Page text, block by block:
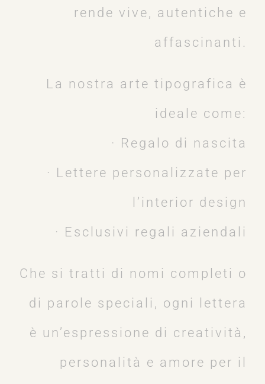
rende vive, autentiche e
affascinanti.
La nostra arte tipografica è
ideale come:
· Regalo di nascita
· Lettere personalizzate per
l’interior design
· Esclusivi regali aziendali
Che si tratti di nomi completi o
di parole speciali, ogni lettera
è un’espressione di creatività,
personalità e amore per il